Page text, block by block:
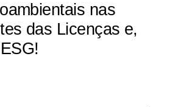
nas
das Licenças e,